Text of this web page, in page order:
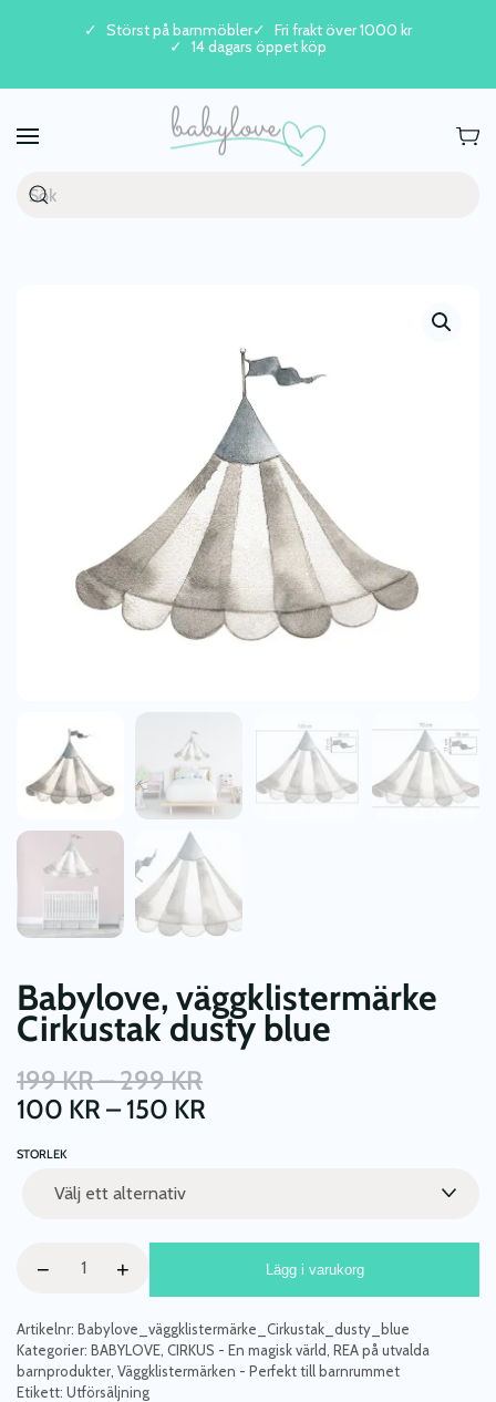
Skip to main content
Störst på barnmöbler
Fri frakt över 1000 kr
14 dagars öppet köp
Babylove, väggklistermärke
Cirkustak dusty blue
199KR–299KRPRISINTERVALL:
199 KR
100 KR – 150 KR
STORLEK
väggklistermärke
dusty
blue
mängd
− + Lägg i varukorg
Artikelnr: Babylove_väggklistermärke_Cirkustak_dusty_blue
Kategorier: BABYLOVE CIRKUS - En magisk värld REA på utvalda
barnprodukter Väggklistermärken - Perfekt till barnrummet
Etikett: Utförsäljning